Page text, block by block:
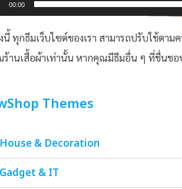
00:00
นี้ ทุกธีมเว็บไซต์ของเรา สามารถปรับใช้ตาม
ร้านเสื้อผ้าเท่านั้น หากคุณมีธีมอื่น ๆ ที่ชื่นชอ
Themes
House & Decoration
Gadget & IT